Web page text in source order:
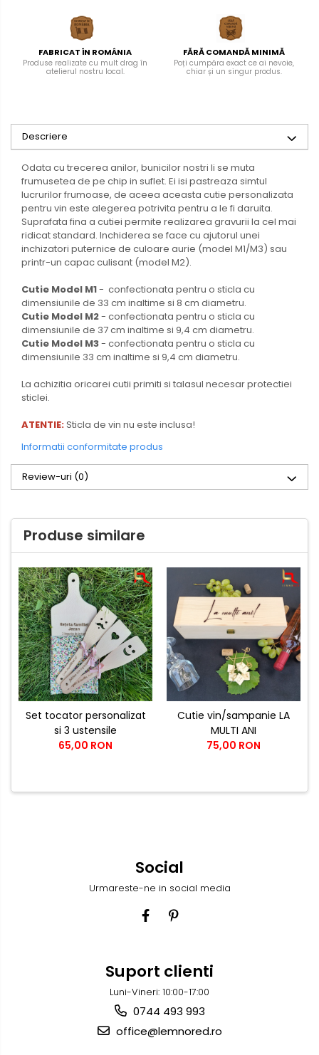
FABRICAT ÎN ROMÂNIA
Produse realizate cu mult drag în
atelierul nostru local.
FĂRĂ COMANDĂ MINIMĂ
Poți cumpăra exact ce ai nevoie,
chiar și un singur produs.
Descriere
Odata cu trecerea anilor, bunicilor nostri li se muta
frumusetea de pe chip in suflet. Ei isi pastreaza simtul
lucrurilor frumoase, de aceea aceasta cutie personalizata
pentru vin este alegerea potrivita pentru a le fi daruita.
Suprafata fina a cutiei permite realizarea gravurii la cel mai
ridicat standard. Inchiderea se face cu ajutorul unei
inchizatori puternice de culoare aurie (model M1/M3) sau
printr-un capac culisant (model M2).
Cutie Model M1- confectionata pentru o sticla cu
dimensiunile de 33 cm inaltime si 8 cm diametru.
Cutie Model M2- confectionata pentru o sticla cu
dimensiunile de 37 cm inaltime si 9,4 cm diametru.
Cutie Model M3- confectionata pentru o sticla cu
dimensiunile 33 cm inaltime si 9,4 cm diametru.
La achizitia oricarei cutii primiti si talasul necesar protectiei
sticlei.
ATENTIE:Sticla de vin nu este inclusa!
Informatii conformitate produs
Review-uri (0)
Produse similare
Set tocator personalizat
si 3 ustensile
65,00 RON
Cutie vin/sampanie LA
MULTI ANI
75,00 RON
Social
Urmareste-ne in social media
Suport clienti
Luni-Vineri: 10:00-17:00
0744 493 993
office@lemnored.ro